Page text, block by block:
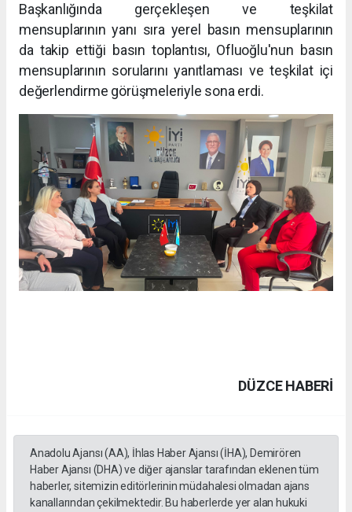
Başkanlığında gerçekleşen ve teşkilat
mensuplarının yanı sıra yerel basın mensuplarının
da takip ettiği basın toplantısı, Ofluoğlu'nun basın
mensuplarının sorularını yanıtlaması ve teşkilat içi
değerlendirme görüşmeleriyle sona erdi.
DÜZCE HABERİ
Anadolu Ajansı (AA), İhlas Haber Ajansı (İHA), Demirören
Haber Ajansı (DHA) ve diğer ajanslar tarafından eklenen tüm
haberler, sitemizin editörlerinin müdahalesi olmadan ajans
kanallarından çekilmektedir. Bu haberlerde yer alan hukuki